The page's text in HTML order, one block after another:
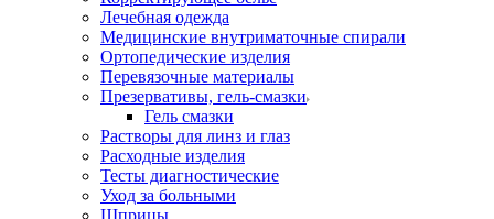
Лечебная одежда
Медицинские внутриматочные спирали
Ортопедические изделия
Перевязочные материалы
Презервативы, гель-смазки
Гель смазки
Растворы для линз и глаз
Расходные изделия
Тесты диагностические
Уход за больными
Шприцы